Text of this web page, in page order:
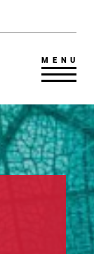
MENU